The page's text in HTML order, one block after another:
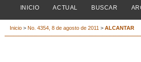
INICIO ACTUAL BUSCAR
Inicio > No. 4354, 8 de agosto de 2011 > ALCANTAR